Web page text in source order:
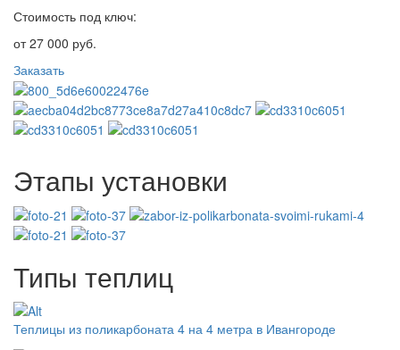
Стоимость под ключ:
от 27 000 руб.
Заказать
Этапы установки
Типы теплиц
Теплицы из поликарбоната 4 на 4 метра в Ивангороде